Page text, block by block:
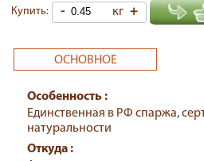
Купить: - кг +
ОСНОВНОЕ
Особенность :
Единственная в РФ спаржа,
натуральности
Откуда :